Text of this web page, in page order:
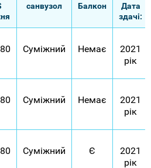
санвузол Балкон
Дата
здачі:
Суміжний Немає
2021
рік
Суміжний Немає
2021
рік
Суміжний Є
2021
рік